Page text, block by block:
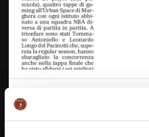
LA REYER SCHOOL
DEGLI STUDENTI – IL